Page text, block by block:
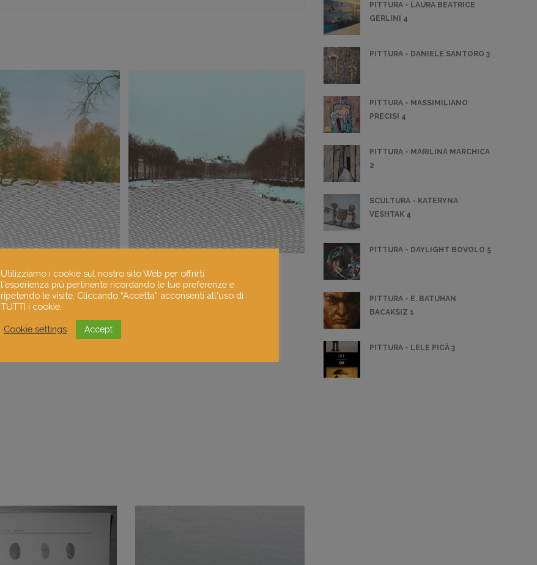
PITTURA - LAURA BEATRICE
GERLINI 4
PITTURA - DANIELE SANTORO 3
PITTURA - MASSIMILIANO
PRECISI 4
PITTURA - MARILINA MARCHICA
2
SCULTURA - KATERYNA
VESHTAK 4
PITTURA - DAYLIGHT BOVOLO 5
PITTURA - E. BATUHAN
BACAKSIZ 1
PITTURA - LELE PICÀ 3
Utilizziamo i cookie sul nostro sito Web per offrirti
l'esperienza più pertinente ricordando le tue preferenze e
ripetendo le visite. Cliccando “Accetta” acconsenti all'uso di
TUTTI i cookie.
Cookie settings Accept